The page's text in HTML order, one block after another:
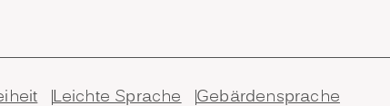
Leichte Sprache Gebärdensprache